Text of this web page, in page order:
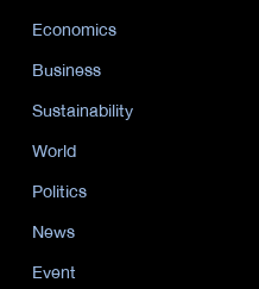
Economics
Business
Sustainability
World
Politics
News
Event